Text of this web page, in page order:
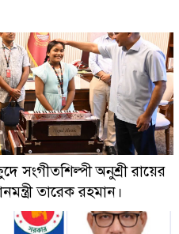
সংগীতশিল্পী অনুশ্রী রায়ের
তারেক রহমান।